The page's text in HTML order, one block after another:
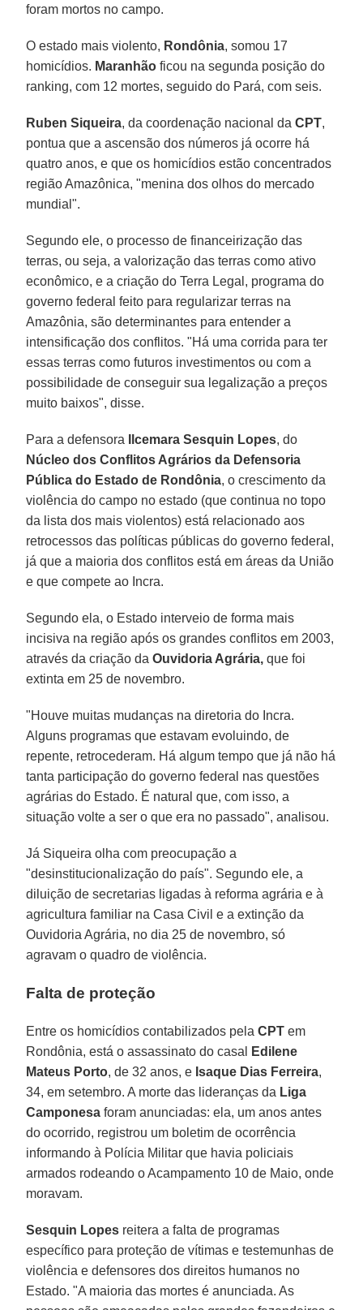
foram mortos no campo.
O estado mais violento, Rondônia, somou 17
homicídios. Maranhão ficou na segunda posição do
ranking, com 12 mortes, seguido do Pará, com seis.
Ruben Siqueira, da coordenação nacional daCPT,
pontua que a ascensão dos números já ocorre há
quatro anos, e que os homicídios estão concentrados
região Amazônica, "menina dos olhos do mercado
mundial".
Segundo ele, o processo de financeirização das
terras, ou seja, a valorização das terras como ativo
econômico, e a criação do Terra Legal, programa do
governo federal feito para regularizar terras na
Amazônia, são determinantes para entender a
intensificação dos conflitos. "Há uma corrida para ter
essas terras como futuros investimentos ou com a
possibilidade de conseguir sua legalização a preços
muito baixos", disse.
Para a defensora Ilcemara Sesquin Lopes, do
Núcleo dos Conflitos Agrários da Defensoria
Pública do Estado de Rondônia, o crescimento da
violência do campo no estado (que continua no topo
da lista dos mais violentos) está relacionado aos
retrocessos das políticas públicas do governo federal,
já que a maioria dos conflitos está em áreas da União
e que compete ao Incra.
Segundo ela, o Estado interveio de forma mais
incisiva na região após os grandes conflitos em 2003,
através da criação daOuvidoria Agrária, que foi
extinta em 25 de novembro.
"Houve muitas mudanças na diretoria do Incra.
Alguns programas que estavam evoluindo, de
repente, retrocederam. Há algum tempo que já não há
tanta participação do governo federal nas questões
agrárias do Estado. É natural que, com isso, a
situação volte a ser o que era no passado", analisou.
Já Siqueira olha com preocupação a
"desinstitucionalização do país". Segundo ele, a
diluição de secretarias ligadas à reforma agrária e à
agricultura familiar na Casa Civil e a extinção da
Ouvidoria Agrária, no dia 25 de novembro, só
agravam o quadro de violência.
Falta de proteção
Entre os homicídios contabilizados pelaCPT em
Rondônia, está o assassinato do casal
Edilene
Mateus Porto, de 32 anos, e Isaque Dias Ferreira,
34, em setembro. A morte das lideranças da Liga
Camponesa foram anunciadas: ela, um anos antes
do ocorrido, registrou um boletim de ocorrência
informando à Polícia Militar que havia policiais
armados rodeando o Acampamento 10 de Maio, onde
moravam.
Sesquin Lopes reitera a falta de programas
específico para proteção de vítimas e testemunhas de
violência e defensores dos direitos humanos no
Estado. "A maioria das mortes é anunciada. As